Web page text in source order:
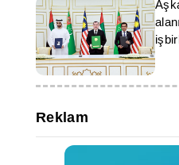
Reklam